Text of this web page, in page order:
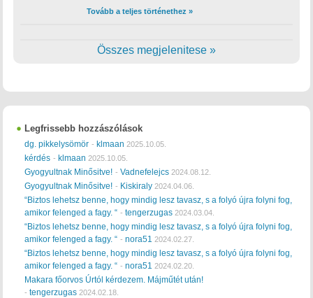
Tovább a teljes történethez »
Összes megjelenitese »
Legfrissebb hozzászólások
dg. pikkelysömör - klmaan 2025.10.05.
kérdés - klmaan 2025.10.05.
Gyogyultnak Minősitve! -Vadnefelejcs 2024.08.12.
Gyogyultnak Minősitve! - Kiskiraly 2024.04.06.
“Biztos lehetsz benne, hogy mindig lesz tavasz, s a folyó újra folyni fog,
amikor felenged a fagy. “ -tengerzugas 2024.03.04.
“Biztos lehetsz benne, hogy mindig lesz tavasz, s a folyó újra folyni fog,
amikor felenged a fagy. “ -nora51 2024.02.27.
“Biztos lehetsz benne, hogy mindig lesz tavasz, s a folyó újra folyni fog,
amikor felenged a fagy. “ -nora51 2024.02.20.
Makara főorvos Úrtól kérdezem. Májműtét után!
-tengerzugas 2024.02.18.